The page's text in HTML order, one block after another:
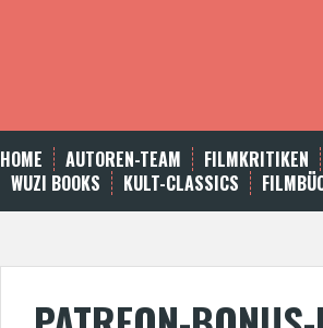
HOME AUTOREN-TEAM FILMKRITIKEN
WUZI BOOKS
KULT-CLASSICS